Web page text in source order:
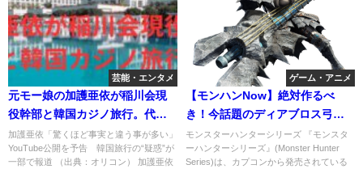
芸能・エンタメ
元モー娘の加護亜依が稲川会現
役幹部と韓国カジノ旅行。代金
はすべて幹部持ち。その金額が
常識ではない！
加護亜依「驚くほど事実と違う事が多い」
YouTube公開を予告 韓国旅行の“疑惑”が
一部で報道 （出典：オリコン） 加護亜依
ゲーム・アニメ
【モンハンNow】絶対作るべ
き！今話題のディアブロス弓装
備が最強武器すぎてワロタｗ
モンスターハンターシリーズ 『モンスタ
ーハンターシリーズ』(Monster Hunter
Series)は、カプコンから発売されている